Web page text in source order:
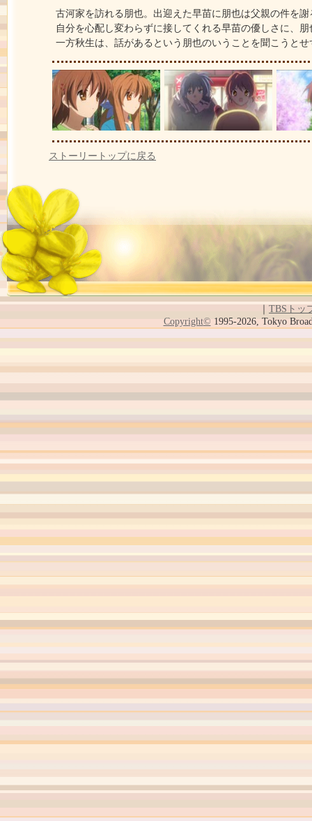
古河家を訪れる朋也。出迎えた早苗に朋也は父親の件を
自分を心配し変わらずに接してくれる早苗の優しさに、
一方秋生は、話があるという朋也のいうことを聞こうと
ストーリートップに戻る
｜ TBSトッ
Copyright© 1995-2026, Tokyo